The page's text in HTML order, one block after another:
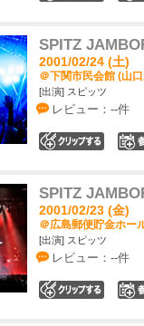
SPITZ
2001/02/24 (土)
＠下関市民会館 (山
[出演] スピッツ
レビュー：--件
SPITZ
2001/02/23 (金)
＠広島郵便貯金ホー
[出演] スピッツ
レビュー：--件